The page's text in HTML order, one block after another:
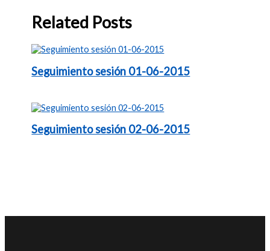
Related Posts
Seguimiento sesión 01-06-2015
Seguimiento sesión 02-06-2015